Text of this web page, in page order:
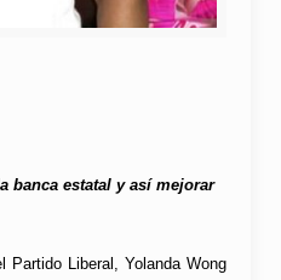
banca estatal y así mejorar
Liberal, Yolanda Wong